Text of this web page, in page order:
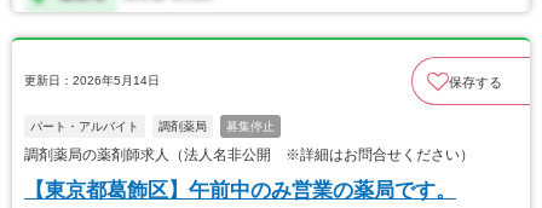
更新日：2026年5月14日 保存する
パート・アルバイト 調剤薬局 募集停止
調剤薬局の薬剤師求人（法人名非公開 ※詳細はお問合せください）
【東京都葛飾区】午前中のみ営業の薬局です。